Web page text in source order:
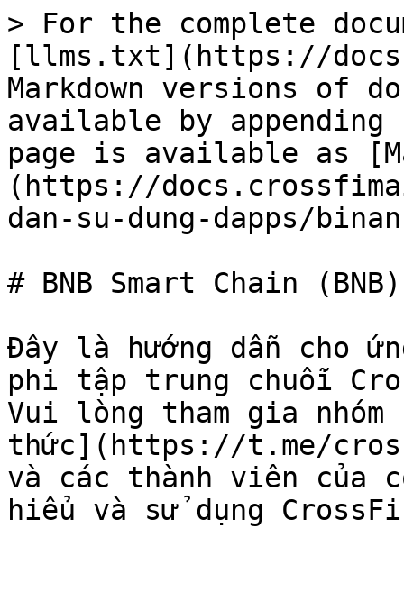
> For the complete
[llms.txt](https://
Markdown versions of
available by
page is available as
(https://
dan-su-dung-dapps/
# BNB Smart Chain (BNB)
Đây là hướng dẫn cho
phi tập trung chuỗi
Vui lòng tham gia
thức](https://t.me/
và các thành viên của